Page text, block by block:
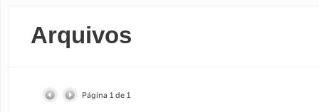
Arquivos
Página 1 de 1